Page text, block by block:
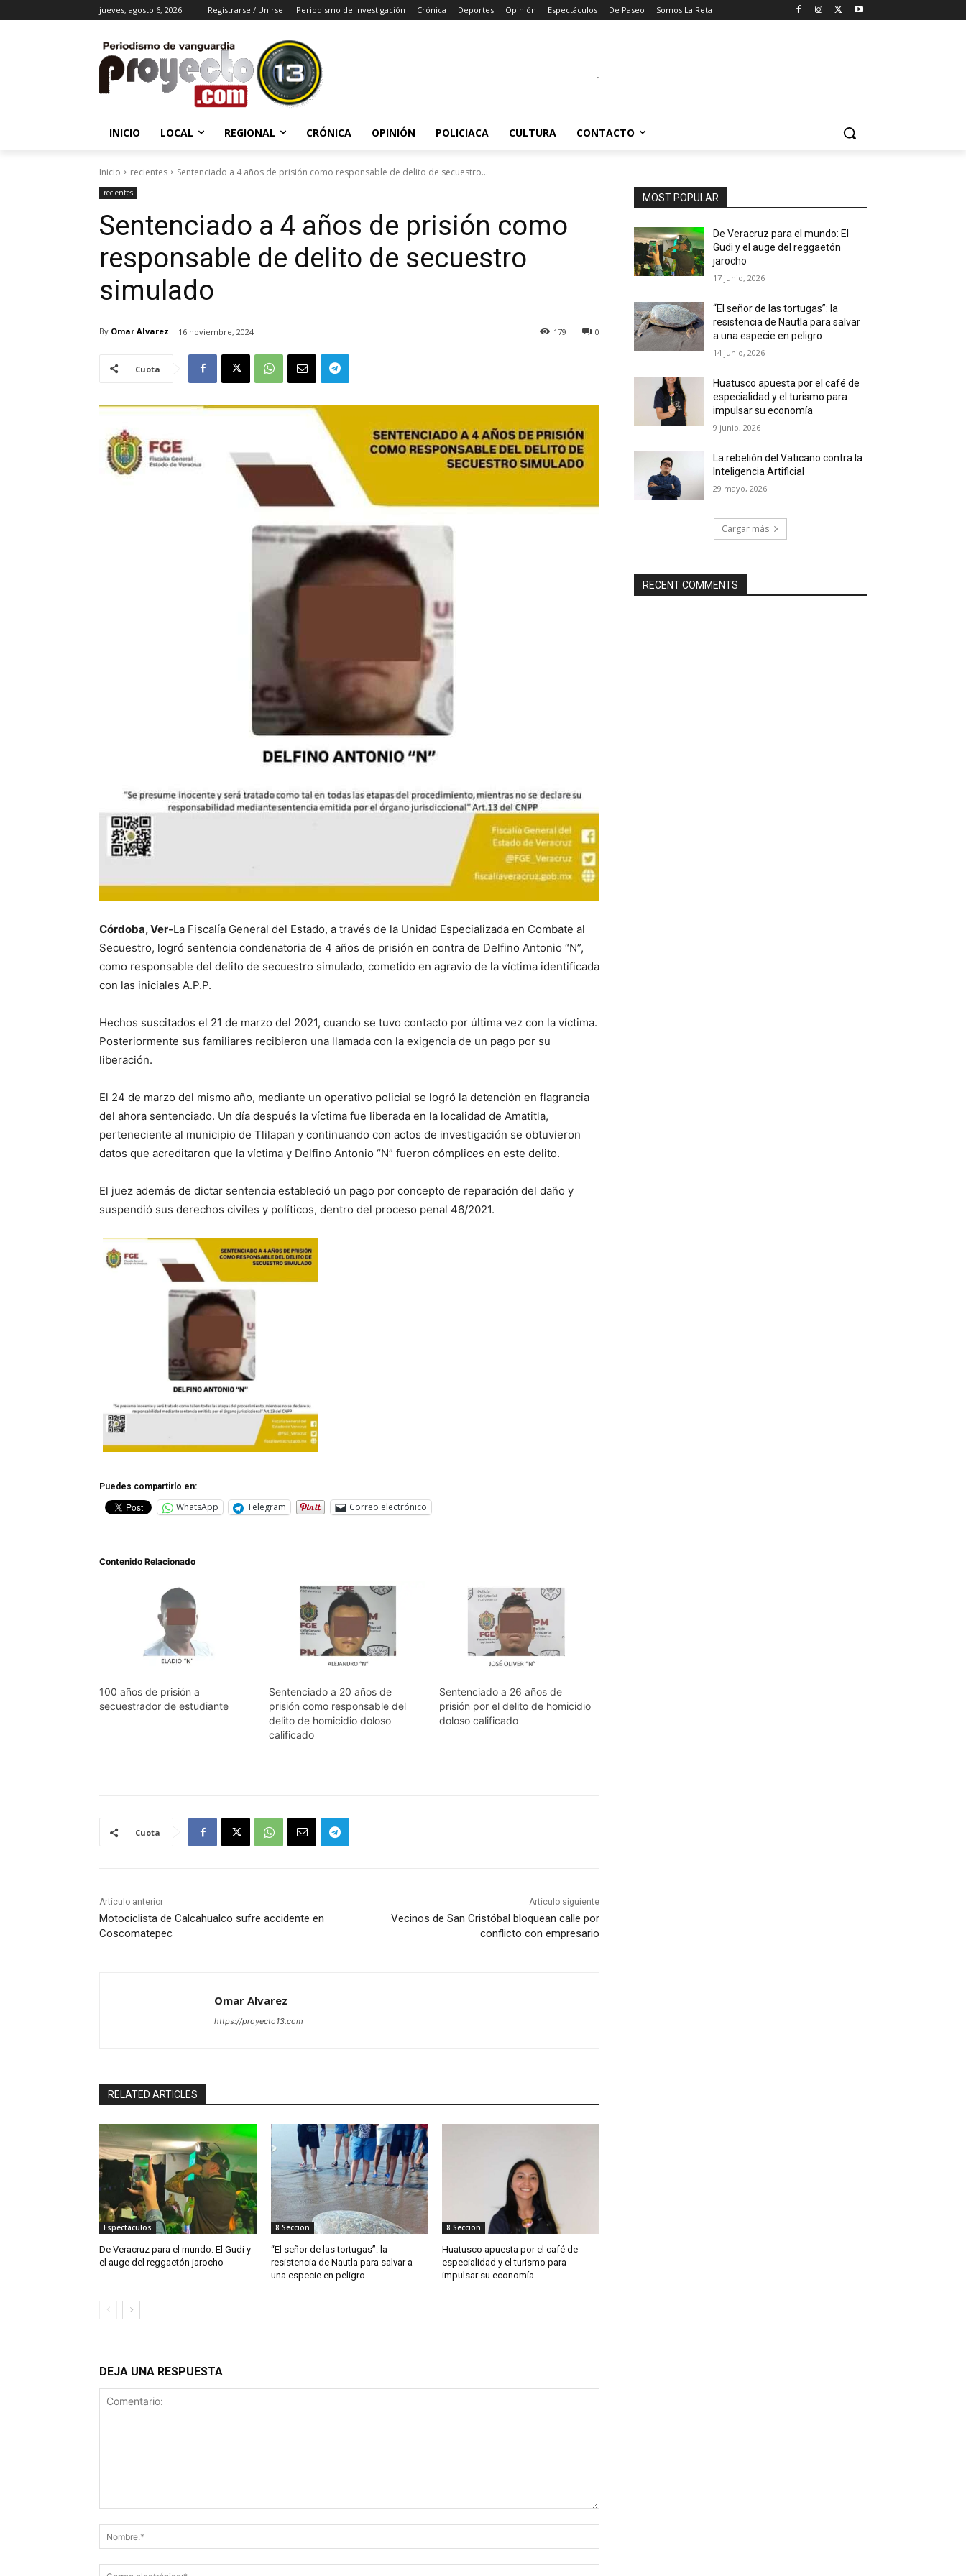
jueves, agosto 6, 2026 Registrarse / Unirse Periodismo de investigación Crónica Deportes Opinión Espectáculos De Paseo Somos La Reta
.
INICIO LOCAL REGIONAL CRÓNICA OPINIÓN POLICIACA CULTURA CONTACTO
Inicio recientes Sentenciado a 4 años de prisión como responsable de delito de secuestro...
recientes
Sentenciado a 4 años de prisión como
responsable de delito de secuestro
simulado
By Omar Alvarez 16 noviembre, 2024 0
179
Cuota
Córdoba, Ver-La Fiscalía General del Estado, a través de la Unidad Especializada en Combate al
Secuestro, logró sentencia condenatoria de 4 años de prisión en contra de Delfino Antonio “N”,
como responsable del delito de secuestro simulado, cometido en agravio de la víctima identificada
con las iniciales A.P.P.
Hechos suscitados el 21 de marzo del 2021, cuando se tuvo contacto por última vez con la víctima.
Posteriormente sus familiares recibieron una llamada con la exigencia de un pago por su
liberación.
El 24 de marzo del mismo año, mediante un operativo policial se logró la detención en flagrancia
del ahora sentenciado. Un día después la víctima fue liberada en la localidad de Amatitla,
perteneciente al municipio de Tlilapan y continuando con actos de investigación se obtuvieron
datos que acreditaron que la víctima y Delfino Antonio “N” fueron cómplices en este delito.
El juez además de dictar sentencia estableció un pago por concepto de reparación del daño y
suspendió sus derechos civiles y políticos, dentro del proceso penal 46/2021.
Puedes compartirlo en:
WhatsApp Telegram Correo electrónico
Contenido Relacionado
100 años de prisión a
secuestrador de estudiante
Sentenciado a 20 años de
prisión como responsable del
delito de homicidio doloso
calificado
Sentenciado a 26 años de
prisión por el delito de homicidio
doloso calificado
Cuota
Artículo anterior
Motociclista de Calcahualco sufre accidente en
Coscomatepec
Artículo siguiente
Vecinos de San Cristóbal bloquean calle por
conflicto con empresario
Omar Alvarez
https://proyecto13.com
RELATED ARTICLES
Espectáculos
De Veracruz para el mundo: El Gudi y
el auge del reggaetón jarocho
8 Seccion
“El señor de las tortugas”: la
resistencia de Nautla para salvar a
una especie en peligro
8 Seccion
Huatusco apuesta por el café de
especialidad y el turismo para
impulsar su economía
DEJA UNA RESPUESTA
MOST POPULAR
De Veracruz para el mundo: El
Gudi y el auge del reggaetón
jarocho
17 junio, 2026
“El señor de las tortugas”: la
resistencia de Nautla para salvar
a una especie en peligro
14 junio, 2026
Huatusco apuesta por el café de
especialidad y el turismo para
impulsar su economía
9 junio, 2026
La rebelión del Vaticano contra la
Inteligencia Artificial
29 mayo, 2026
Cargar más
RECENT COMMENTS